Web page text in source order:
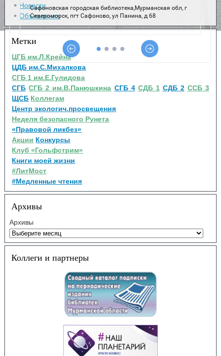
Новости
Объявления
Метки
ЦГБ им.Л.Крейна
ЦДБ им.С.Михалкова
СГБ 1 им.Е.Гулидова
СГБ СГБ 2 им.В.Панюшкина СГБ 4 СДБ 1 СДБ 2 ССБ 3
ЩСБ Коллегам
Центр экологич.просвещения
Неделя безопасного Рунета
«Правовой ликбез»
Акции Конкурсы
Клуб «Гольфстрим»
Книги моей жизни
#ЛитМост
#Медленные чтения
Архивы
Архивы
Коллеги и партнеры